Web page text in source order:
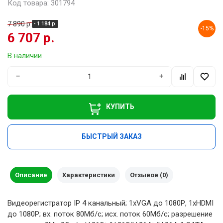
Код товара: 301794
7 890 р. - 1 184 р.
6 707 р.
-15%
В наличии
− +
КУПИТЬ
БЫСТРЫЙ ЗАКАЗ
Описание Характеристики Отзывов (0)
Видеорегистратор IP 4 канальный; 1xVGA до 1080Р, 1xHDMI
до 1080Р; вх. поток 80Мб/с; исх. поток 60Мб/с; разрешение